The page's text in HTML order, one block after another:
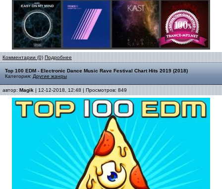
Комментарии (0) Подробнее
Top 100 EDM - Electronic Dance Music Rave Festival Chart Hits 2019 (2018)
Категория: Другие жанры
автор: Magik | 12-12-2018, 12:48 | Просмотров: 849